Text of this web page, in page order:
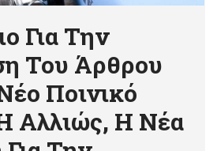
Για Την
Του Άρθρου
Ποινικό
Αλλιώς, Η Νέα